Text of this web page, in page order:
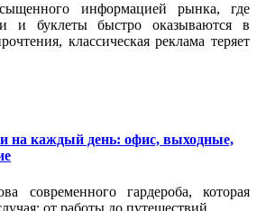
информацией рынка, где
и буклеты быстро оказываются в
классическая реклама теряет
на каждый день: офис, выходные,
современного гардероба, которая
от работы до путешествий